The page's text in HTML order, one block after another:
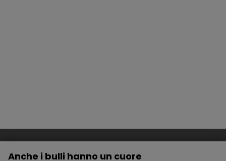
Anche i bulli hanno un cuore